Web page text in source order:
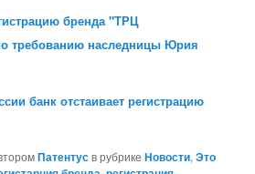
бренда "ТРЦ
требованию наследницы Юрия
банк отстаивает регистрацию
Патентусв рубрикеНовости,Это